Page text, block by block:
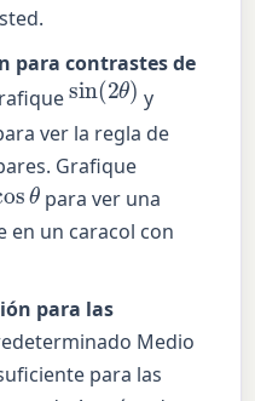
para contrastes de
sin(2θ)
y
ver la regla de
Grafique
θ para ver una
en un caracol con
para las
Medio
para las